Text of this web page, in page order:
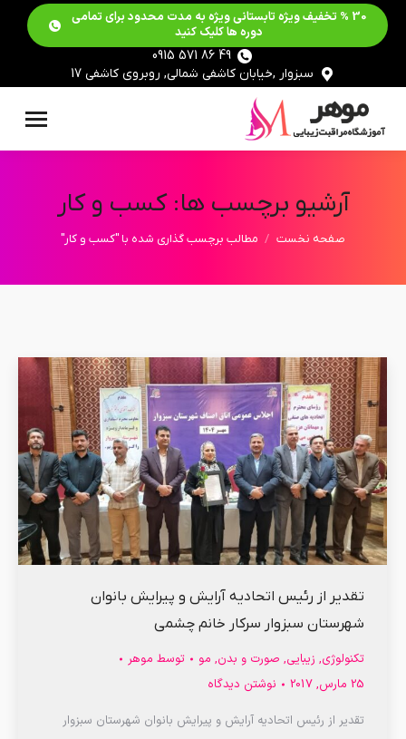
30 % تخفیف ویژه تابستانی ویژه به مدت محدود برای تمامی
دوره ها کلیک کنید
49 86 571 0915
سبزوار ,خیابان کاشفی شمالی, روبروی کاشفی 17
آرشیو برچسب ها:کسب و کار
مکان شما:
صفحه نخست مطالب برچسب گذاری شده با "کسب و کار"
تقدیر از رئیس اتحادیه آرایش و پیرایش بانوان
شهرستان سبزوار سرکار خانم چشمی
تکنولوژی, زیبایی, صورت و بدن, مو توسط موهر
25 مارس, 2017
نوشتن دیدگاه
تقدیر از رئیس اتحادیه آرایش و پیرایش بانوان شهرستان سبزوار